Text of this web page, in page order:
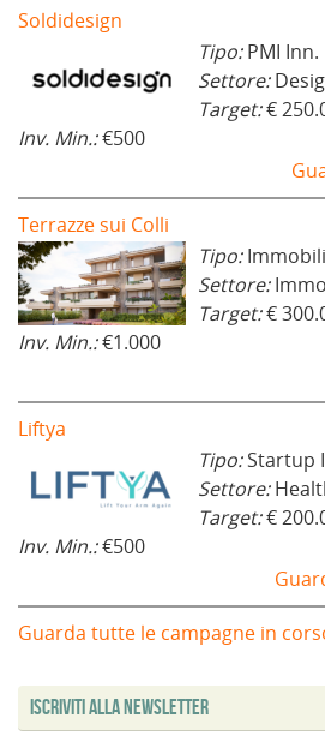
Soldidesign
Tipo:PMI Inn.
Settore:
Target:€
Inv. Min.:€500
Terrazze sui Colli
Tipo:
Settore:
Target:€
Inv. Min.:€1.000
Liftya
Tipo:Startup
Settore:
Target:€
Inv. Min.:€500
Guarda tutte le campagne in
Iscriviti alla Newsletter